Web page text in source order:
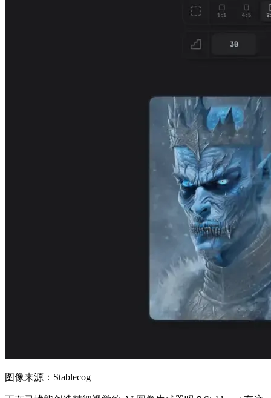
图像来源：Stablecog